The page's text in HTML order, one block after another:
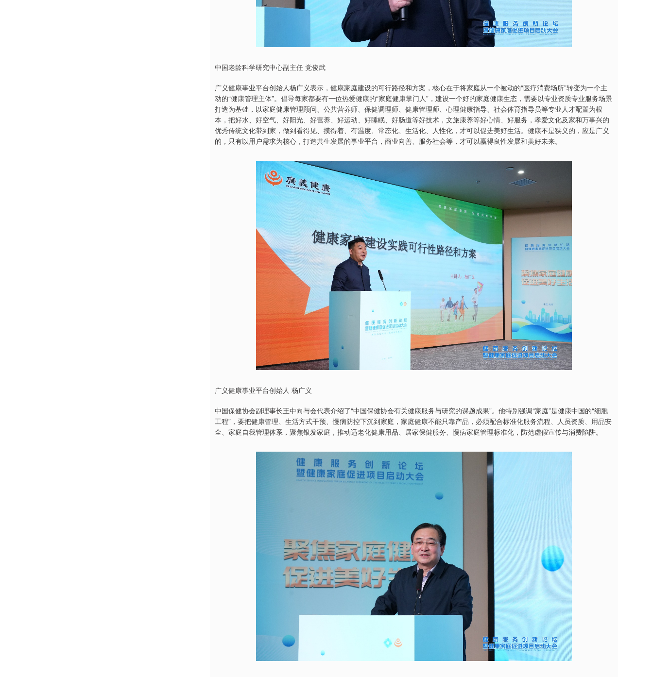
中国老龄科学研究中心副主任 党俊武
广义健康事业平台创始人杨广义表示，健康家庭建设的可行路径和方案，核心在于将家庭从一个被动的“医疗消费场所”转变为一个主
动的“健康管理主体”。倡导每家都要有一位热爱健康的“家庭健康掌门人”，建设一个好的家庭健康生态，需要以专业资质专业服务场景
打造为基础，以家庭健康管理顾问、公共营养师、保健调理师、健康管理师、心理健康指导、社会体育指导员等专业人才配置为根
本，把好水、好空气、好阳光、好营养、好运动、好睡眠、好肠道等好技术，文旅康养等好心情、好服务，孝爱文化及家和万事兴的
优秀传统文化带到家，做到看得见、摸得着、有温度、常态化、生活化、人性化，才可以促进美好生活。健康不是狭义的，应是广义
的，只有以用户需求为核心，打造共生发展的事业平台，商业向善、服务社会等，才可以赢得良性发展和美好未来。
广义健康事业平台创始人 杨广义
中国保健协会副理事长王中向与会代表介绍了“中国保健协会有关健康服务与研究的课题成果”。他特别强调“家庭”是健康中国的“细胞
工程”，要把健康管理、生活方式干预、慢病防控下沉到家庭，家庭健康不能只靠产品，必须配合标准化服务流程、人员资质、用品安
全、家庭自我管理体系，聚焦银发家庭，推动适老化健康用品、居家保健服务、慢病家庭管理标准化，防范虚假宣传与消费陷阱。